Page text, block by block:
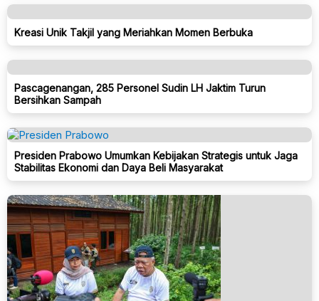
Kreasi Unik Takjil yang Meriahkan Momen Berbuka
Pascagenangan, 285 Personel Sudin LH Jaktim Turun
Bersihkan Sampah
Presiden Prabowo Umumkan Kebijakan Strategis untuk Jaga
Stabilitas Ekonomi dan Daya Beli Masyarakat